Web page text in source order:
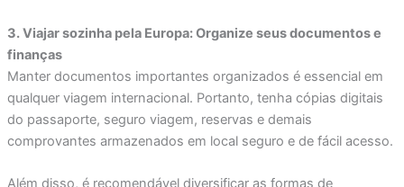
3. Viajar sozinha pela Europa: Organize seus documentos e
finanças
Manter documentos importantes organizados é essencial em
qualquer viagem internacional. Portanto, tenha cópias digitais
do passaporte, seguro viagem, reservas e demais
comprovantes armazenados em local seguro e de fácil acesso.
Além disso, é recomendável diversificar as formas de